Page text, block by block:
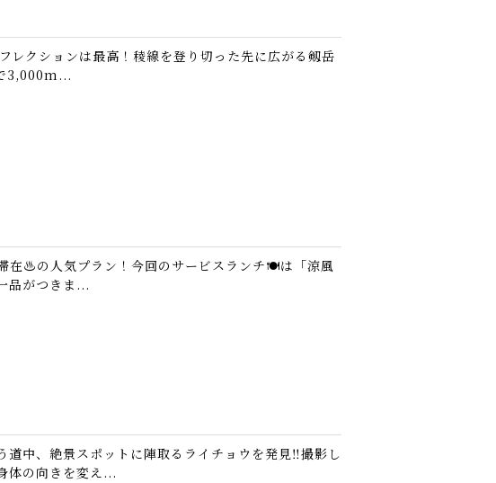
レクションは最高！稜線を登り切った先に広がる剱岳
3,000m...
在♨️の人気プラン！今回のサービスランチ🍽️は「涼風
品がつきま...
中、絶景スポットに陣取るライチョウを発見‼️撮影し
体の向きを変え...